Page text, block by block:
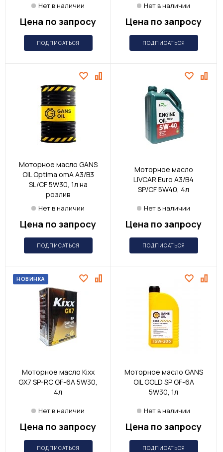
Нет в наличии
Цена по запросу
ПОДПИСАТЬСЯ
Нет в наличии
Цена по запросу
ПОДПИСАТЬСЯ
Моторное масло GANS
OIL Optima omA A3/B3
SL/CF 5W30, 1л на
розлив
Нет в наличии
Цена по запросу
ПОДПИСАТЬСЯ
Моторное масло
LIVCAR Euro A3/B4
SP/CF 5W40, 4л
Нет в наличии
Цена по запросу
ПОДПИСАТЬСЯ
НОВИНКА
Моторное масло Kixx
GX7 SP-RC GF-6A 5W30,
4л
Нет в наличии
Цена по запросу
ПОДПИСАТЬСЯ
Моторное масло GANS
OIL GOLD SP GF-6A
5W30, 1л
Нет в наличии
Цена по запросу
ПОДПИСАТЬСЯ